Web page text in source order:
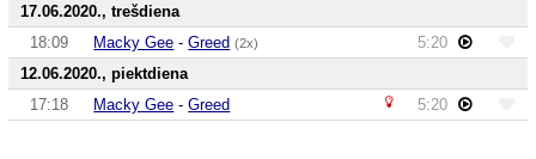
17.06.2020., trešdiena
18:09
Macky Gee -Greed (2x)
5:20
12.06.2020., piektdiena
17:18
Macky Gee -Greed 5:20